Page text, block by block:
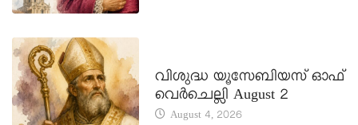
വിശുദ്ധ യൂസേബിയസ് ഓഫ്
വെർചെല്ലി August 2
August 4, 2026